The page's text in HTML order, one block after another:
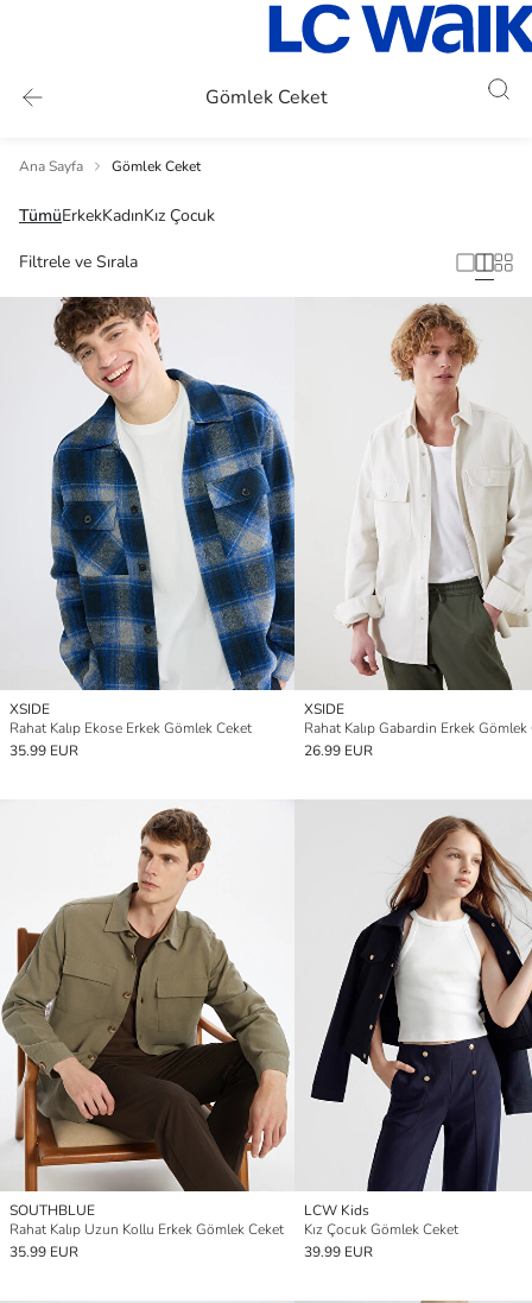
Gömlek Ceket
Ana Sayfa Gömlek Ceket
TümüErkekKadınKız Çocuk
Filtrele ve Sırala
XSIDE
Rahat Kalıp Ekose Erkek Gömlek Ceket
35.99 EUR
XSIDE
Rahat Kalıp Gabardin Erkek Gömlek
26.99 EUR
SOUTHBLUE
Rahat Kalıp Uzun Kollu Erkek Gömlek Ceket
35.99 EUR
LCW Kids
Kız Çocuk Gömlek Ceket
39.99 EUR